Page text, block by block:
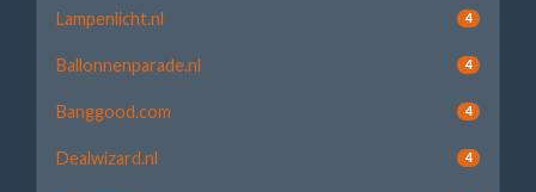
Lampenlicht.nl 4
Ballonnenparade.nl 4
Banggood.com 4
Dealwizard.nl 4